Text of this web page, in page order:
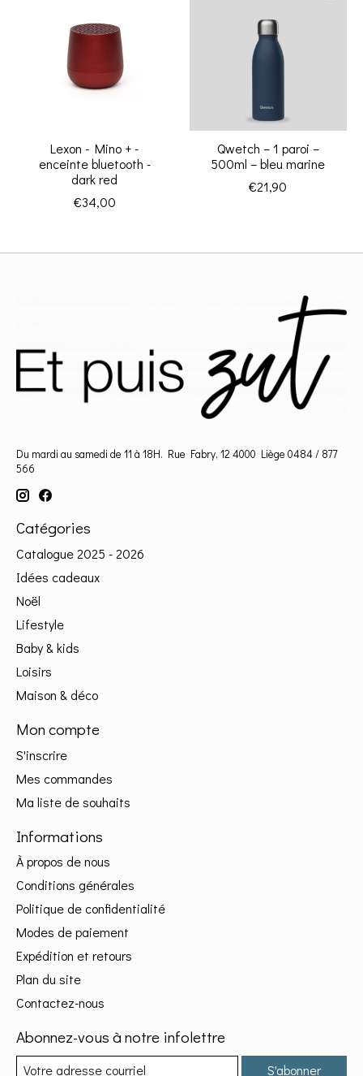
Lexon - Mino + -
enceinte bluetooth -
dark red
€34,00
Qwetch – 1 paroi –
500ml – bleu marine
€21,90
Du mardi au samedi de 11 à 18H. Rue Fabry, 12 4000 Liège 0484 / 877
566
Catégories
Catalogue 2025 - 2026
Idées cadeaux
Noël
Lifestyle
Baby & kids
Loisirs
Maison & déco
Mon compte
S'inscrire
Mes commandes
Ma liste de souhaits
Informations
À propos de nous
Conditions générales
Politique de confidentialité
Modes de paiement
Expédition et retours
Plan du site
Contactez-nous
Abonnez-vous à notre infolettre
S'abonner